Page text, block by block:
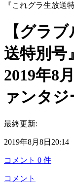
『これグラ生放送
【グラ
送特別号
2019年8
ァンタジ
最終更新:
2019年8月8日20:14
コメント 0 件
コメント